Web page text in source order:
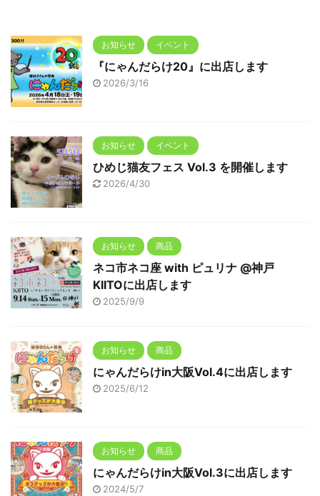
お知らせ イベント
『にゃんだらけ20』に出店します
2026/3/16
お知らせ イベント
ひめじ猫友フェス Vol.3 を開催します
2026/4/30
お知らせ 商品
ネコ市ネコ座 with ピュリナ @神戸
KIITOに出店します
2025/9/9
お知らせ 商品
にゃんだらけin大阪Vol.4に出店します
2025/6/12
お知らせ 商品
にゃんだらけin大阪Vol.3に出店します
2024/5/7